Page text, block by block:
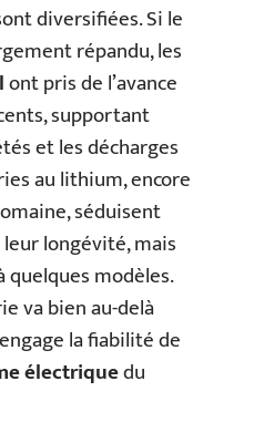
diversifiées. Si le
répandu, les
ont pris de l’avance
supportant
et les décharges
au lithium, encore
séduisent
longévité, mais
modèles.
va bien au-delà
la fiabilité de
électriquedu